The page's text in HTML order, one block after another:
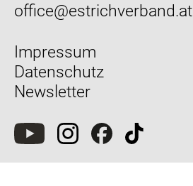
office@estrichverband.at
Impressum
Datenschutz
Newsletter